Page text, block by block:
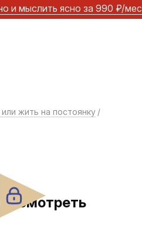
и мыслить ясно за 990 ₽/мес
жить на постоянку